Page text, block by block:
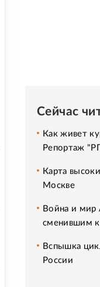
Сейчас
Как живет
Репортаж
Карта
Москве
Война и мир
сменившим
Вспышка
России